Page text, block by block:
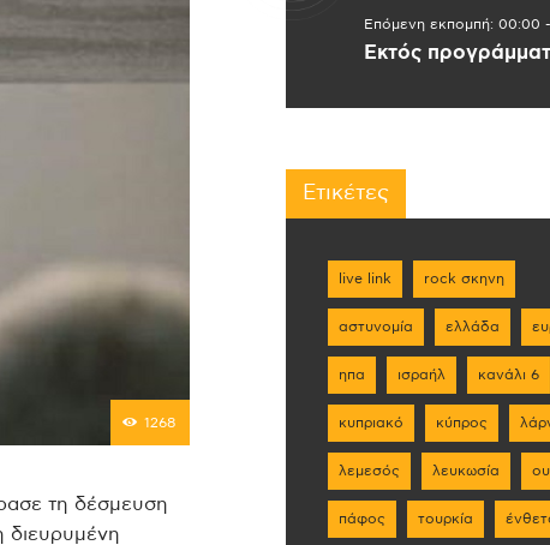
1268
τη δέσμευση
διευρυμένη
Επόμενη εκπομπή: 00:00 -
Εκτός
Ετικέτες
live link rock σκηνη
αστυνομία ελλάδα
ηπα ισραήλ κανάλι 6
κυπριακό κύπρος
λεμεσός λευκωσία
πάφος τουρκία